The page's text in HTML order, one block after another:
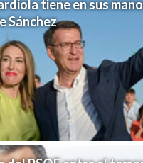
tiene en sus
Sánchez